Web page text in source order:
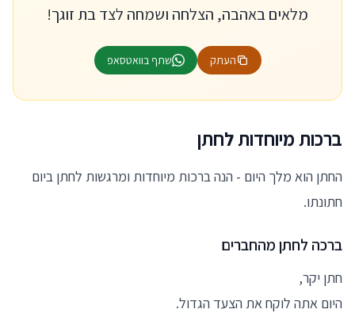
מלאים באהבה, הצלחה ושמחה לצד בת זוגך!
העתק שתף בוואטסאפ
ברכות מיוחדות לחתן
החתן הוא מלך היום - הנה ברכות מיוחדות ומרגשות לחתן ביום
חתונתו.
ברכה לחתן מהחברים
חתן יקר,
היום אתה לוקח את הצעד הגדול.